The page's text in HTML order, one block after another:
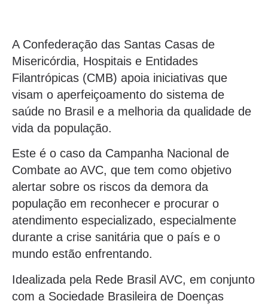
A Confederação das Santas Casas de
Misericórdia, Hospitais e Entidades
Filantrópicas (CMB) apoia iniciativas que
visam o aperfeiçoamento do sistema de
saúde no Brasil e a melhoria da qualidade de
vida da população.
Este é o caso da Campanha Nacional de
Combate ao AVC, que tem como objetivo
alertar sobre os riscos da demora da
população em reconhecer e procurar o
atendimento especializado, especialmente
durante a crise sanitária que o país e o
mundo estão enfrentando.
Idealizada pela Rede Brasil AVC, em conjunto
com a Sociedade Brasileira de Doenças